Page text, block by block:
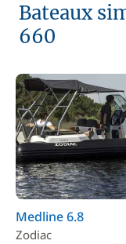
Bateaux
660
Medline 6.8
Zodiac